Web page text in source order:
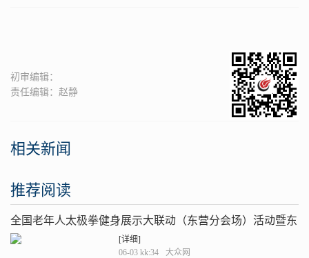
初审编辑：
责任编辑：赵静
相关新闻
推荐阅读
全国老年人太极拳健身展示大联动（东营分会场）活动暨东
营市“全民健身月”启动仪式成功举行
[详细]
06-03 kk:34
大众网